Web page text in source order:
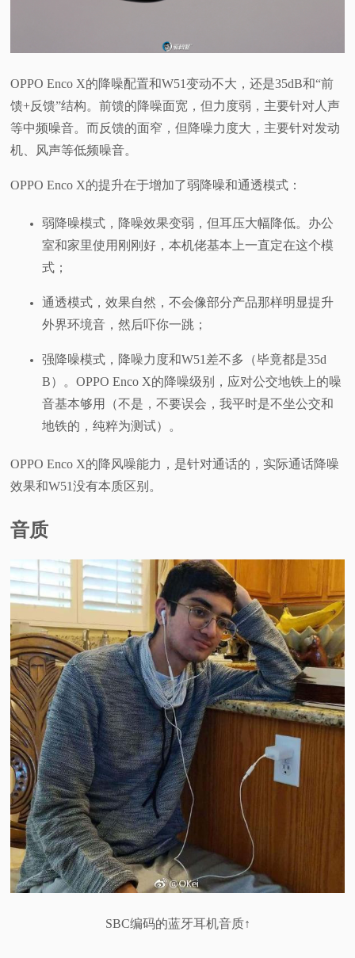
OPPO Enco X的降噪配置和W51变动不大，还是35dB和“前
馈+反馈”结构。前馈的降噪面宽，但力度弱，主要针对人声
等中频噪音。而反馈的面窄，但降噪力度大，主要针对发动
机、风声等低频噪音。
OPPO Enco X的提升在于增加了弱降噪和通透模式：
弱降噪模式，降噪效果变弱，但耳压大幅降低。办公
室和家里使用刚刚好，本机佬基本上一直定在这个模
式；
通透模式，效果自然，不会像部分产品那样明显提升
外界环境音，然后吓你一跳；
强降噪模式，降噪力度和W51差不多（毕竟都是35d
B）。OPPO Enco X的降噪级别，应对公交地铁上的噪
音基本够用（不是，不要误会，我平时是不坐公交和
地铁的，纯粹为测试）。
OPPO Enco X的降风噪能力，是针对通话的，实际通话降噪
效果和W51没有本质区别。
音质
SBC编码的蓝牙耳机音质↑